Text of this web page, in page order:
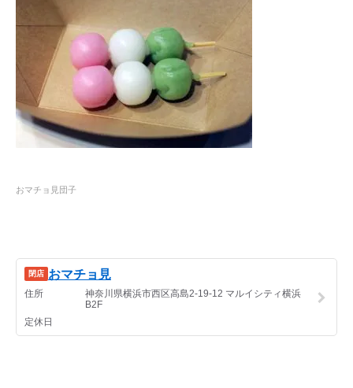
おマチョ見団子